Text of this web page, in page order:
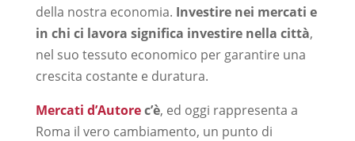
della nostra economia. Investire nei mercati e
in chi ci lavora significa investire nella città,
nel suo tessuto economico per garantire una
crescita costante e duratura.
Mercati d’Autorec’è, ed oggi rappresenta a
Roma il vero cambiamento, un punto di